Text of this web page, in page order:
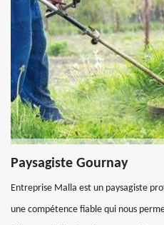
Paysagiste Gournay
Entreprise Malla est un paysagiste
une compétence fiable qui nous